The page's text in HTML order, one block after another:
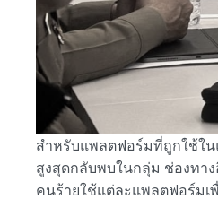
สำหรับแพลตฟอร์มที่ถูกใช้ใน
สูงสุดกลับพบในกลุ่ม ช่องทา
คนร้ายใช้แต่ละแพลตฟอร์มเ